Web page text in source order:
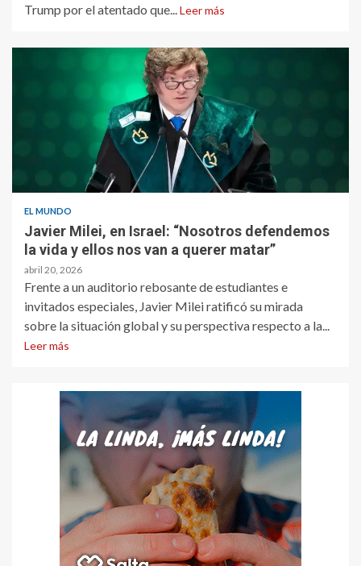
Trump por el atentado que... Leer más
EL MUNDO
Javier Milei, en Israel: “Nosotros defendemos
la vida y ellos nos van a querer matar”
abril 20, 2026
Frente a un auditorio rebosante de estudiantes e
invitados especiales, Javier Milei ratificó su mirada
sobre la situación global y su perspectiva respecto a la...
Leer más